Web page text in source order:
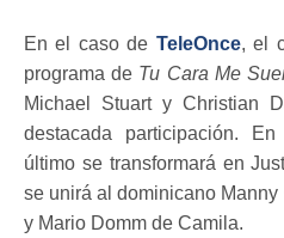
En el caso de TeleOnce, el
programa de Tu Cara Me
Michael Stuart y Christian
destacada participación.
último se transformará en
se unirá al dominicano
y Mario Domm de Camila.